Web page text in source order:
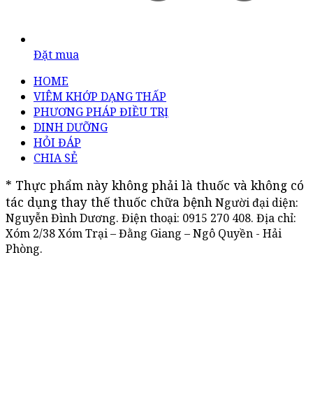
Đặt mua
HOME
VIÊM KHỚP DẠNG THẤP
PHƯƠNG PHÁP ĐIỀU TRỊ
DINH DƯỠNG
HỎI ĐÁP
CHIA SẺ
* Thực phẩm này không phải là thuốc và không có
tác dụng thay thế thuốc chữa bệnhNgười đại diện:
Nguyễn Đình Dương. Điện thoại: 0915 270 408. Địa chỉ:
Xóm 2/38 Xóm Trại – Đằng Giang – Ngô Quyền - Hải
Phòng.